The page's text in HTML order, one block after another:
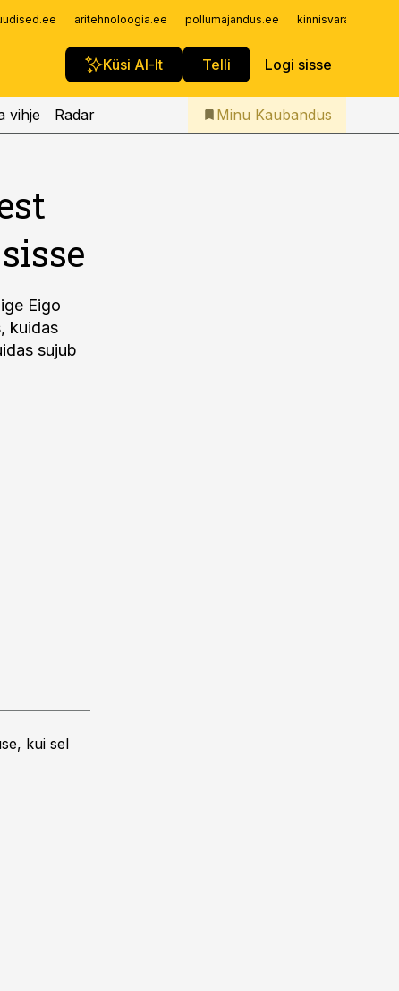
aritehnoloogia.ee pollumajandus.ee
Küsi AI-lt Telli Logi sisse
Iseteenindus
Telli Kaubandus
vihje Radar Minu Kaubandus
Eigo
kuidas
sujub
kui sel